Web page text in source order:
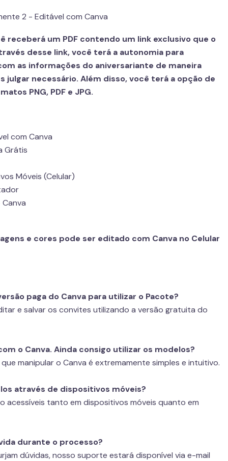
2 - Editável com Canva
receberá um PDF contendo um link exclusivo que o
desse link, você terá a autonomia para
as informações do aniversariante de maneira
julgar necessário. Além disso, você terá a opção de
PNG, PDF e JPG.
com Canva
Grátis
Móveis (Celular)
e cores pode ser editado com Canva no Celular
paga do Canva para utilizar o Pacote?
e salvar os convites utilizando a versão gratuita do
o Canva. Ainda consigo utilizar os modelos?
manipular o Canva é extremamente simples e intuitivo.
através de dispositivos móveis?
acessíveis tanto em dispositivos móveis quanto em
durante o processo?
dúvidas, nosso suporte estará disponível via e-mail